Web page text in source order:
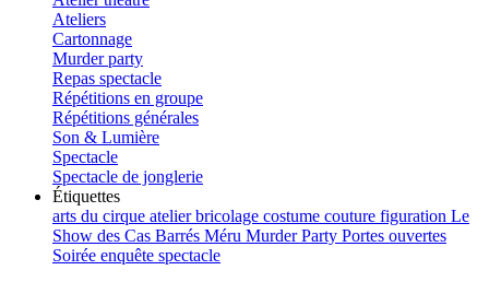
Ateliers
Cartonnage
Murder party
Repas spectacle
Répétitions en groupe
Répétitions générales
Son & Lumière
Spectacle
Spectacle de jonglerie
Étiquettes
arts du cirque atelierbricolage costume couture figuration Le
Show des Cas Barrés Méru Murder Party Portes ouvertes
Soirée enquête spectacle